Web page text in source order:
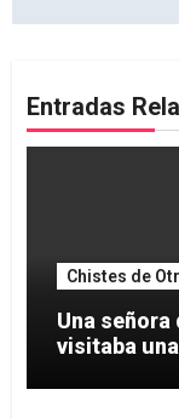
Entradas
Chistes de
Una señora
visitaba una